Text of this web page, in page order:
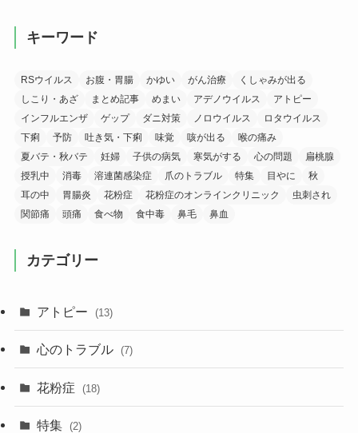
キーワード
RSウイルス お腹・胃腸 かゆい がん治療
くしゃみが出る
しこり・あざ
まとめ記事 めまい アデノウイルス
アトピー
インフルエンザ
ゲップ ダニ対策 ノロウイルス
ロタウイルス
下痢
予防 吐き気・下痢 味覚 咳が出る
喉の痛み
夏バテ・秋バテ
妊婦 子供の病気 寒気がする 心の問題
扁桃腺
授乳中
消毒 溶連菌感染症 爪のトラブル 特集 目やに
秋
耳の中
胃腸炎 花粉症 花粉症のオンラインクリニック
虫刺され
関節痛
頭痛 食べ物 食中毒 鼻毛 鼻血
カテゴリー
アトピー (13)
心のトラブル (7)
花粉症 (18)
特集 (2)